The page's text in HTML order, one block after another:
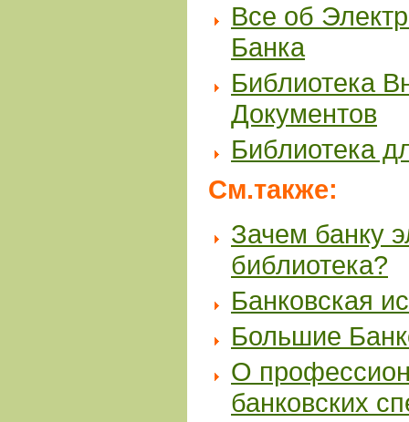
Все об
Банка
Библиотека
Документов
Библиотека
См.также:
Зачем банку
библиотека?
Банковская
Большие
О
банковских